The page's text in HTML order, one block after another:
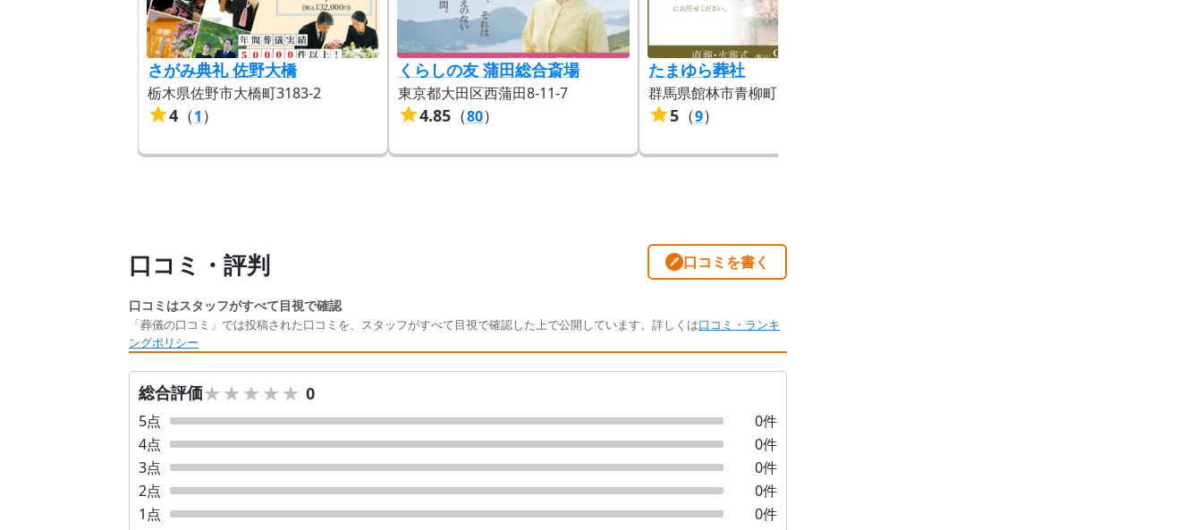
さがみ典礼 佐野大橋
栃木県佐野市大橋町3183-2
4 （1 ）
くらしの友 蒲田総合斎場
東京都大田区西蒲田8-11-7
4.85 （80）
たまゆら葬社
群馬県館林市青柳町1587-1
5 （9）
口コミ・評判 口コミを書く
口コミはスタッフがすべて目視で確認
「葬儀の口コミ」では投稿された口コミを、スタッフがすべて目視で確認した上で公開しています。詳しくは口コミ・ランキ
ングポリシー
総合評価★★★★★
★★★★★ 0
5点 0件
4点 0件
3点 0件
2点 0件
1 点 0件